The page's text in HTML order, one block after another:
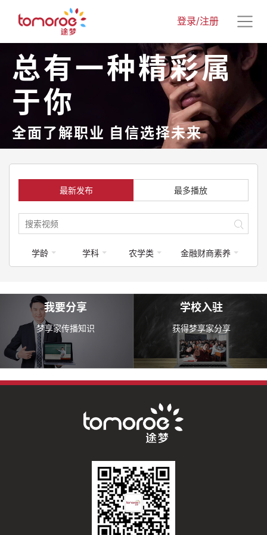
登录/注册
总有一种精彩属
于你
全面了解职业 自信选择未来
最新发布 最多播放
学龄 学科 农学类 金融财商素养
我要分享
梦享家传播知识
学校入驻
获得梦享家分享